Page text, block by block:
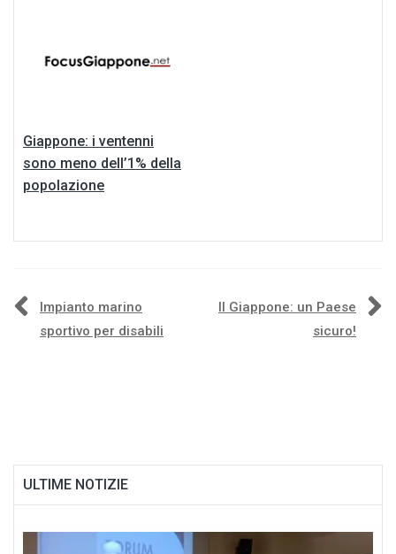
Giappone: i ventenni
sono meno dell’1% della
popolazione
Navigazione
Impianto marino
sportivo per disabili
Il Giappone: un Paese
sicuro!
ULTIME NOTIZIE